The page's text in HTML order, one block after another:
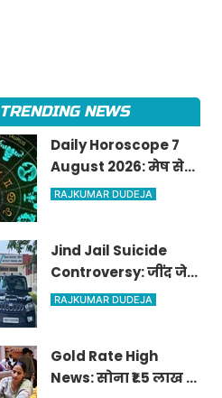
TRENDING NEWS
Daily Horoscope 7
August 2026: मेष से
मीन तक कैसा रहेगा
RAJKUMAR DUDEJA
Jind Jail Suicide
Controversy: जींद जेल
में पॉक्सो आरोपी कैदी ने
केस दर्ज
RAJKUMAR DUDEJA
Gold Rate High
News: सोना ₹1.5 लाख के